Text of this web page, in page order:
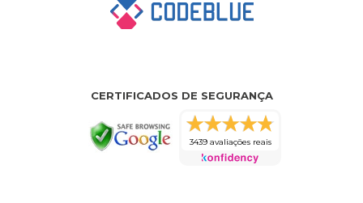
CERTIFICADOS DE SEGURANÇA
3439 avaliações reais